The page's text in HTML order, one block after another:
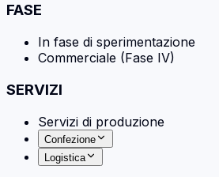
FASE
In fase di sperimentazione
Commerciale (Fase IV)
SERVIZI
Servizi di produzione
Confezione
Logistica